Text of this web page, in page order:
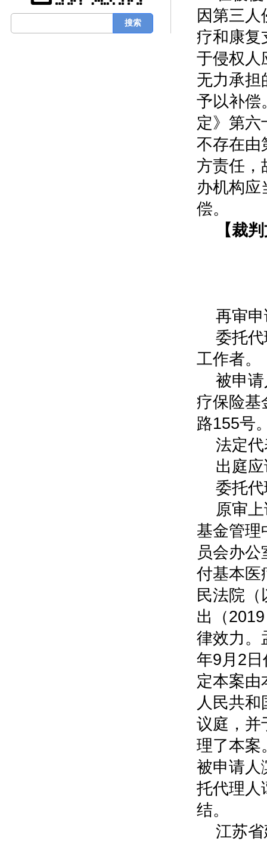
因第三
疗和康复
于侵权人
无力承担
予以补偿
定》第六
不存在由
方责任，
办机构应
偿。
【裁
再审
委托
工作者。
被申
疗保险基
路155号
法定
出庭
委托
原审
基金管理
员会办
付基本医
民法院（
出（
律效力。
年9月2
定本案由
人民共
议庭，并
理了本案
被申请人
托代理人
结。
江苏